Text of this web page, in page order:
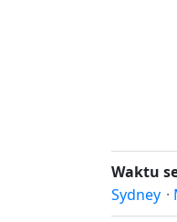
Waktu
Sydney ·